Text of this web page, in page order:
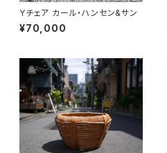
Yチェア カール・ハンセン&サン
¥70,000